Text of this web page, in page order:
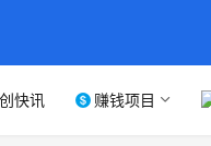
快讯 赚钱项目